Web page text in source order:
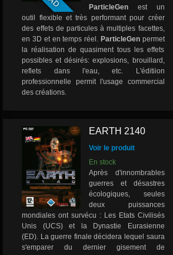
ParticleGen est un
outil flexible et très performant pour créer
des effets de particules à multiples facettes,
en 3D et en temps réel. ParticleGen permet
la réalisation de quasiment tous les effets
possibles et désirés: explosions, brouillard,
reflets dans l'eau, etc. L'éditiion
professionnelle permit l'usage commercial
des créations.
EARTH 2140
Voir le produit
En stock
Après d'innombrables
guerres et désastres
écologiques, seules
deux puissances
mondiales ont survécu : Les Etats Civilisés
Unis (UCS) et la Dynastie Eurasienne
(ED). La guerre finale décidera lequel saura
s'emparer du dernier gisement de